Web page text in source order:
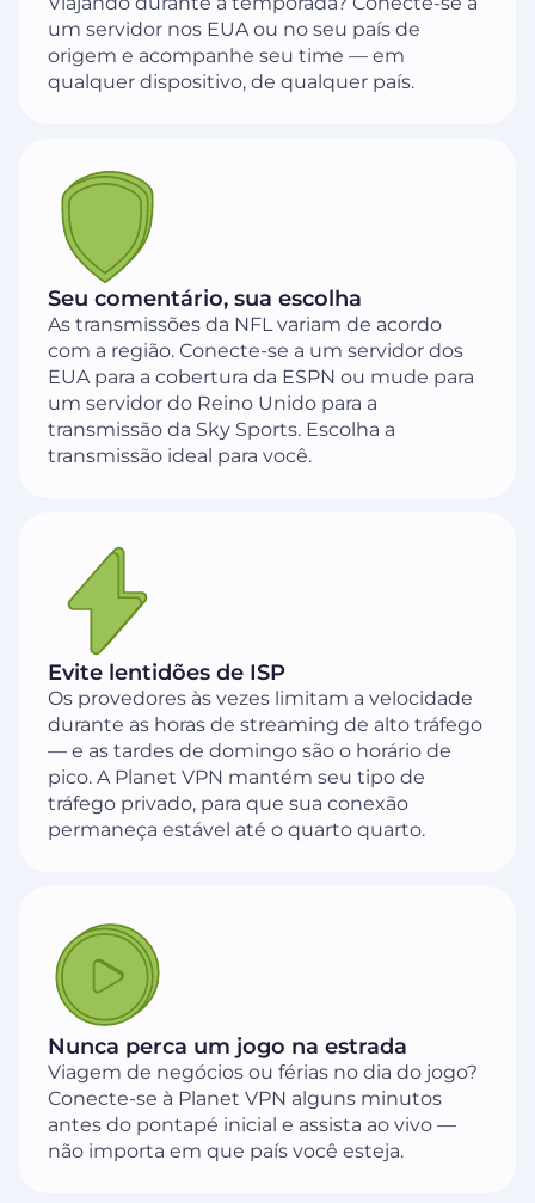
um servidor nos EUA ou no seu país de
origem e acompanhe seu time — em
qualquer dispositivo, de qualquer país.
Seu comentário, sua escolha
As transmissões da NFL variam de acordo
com a região. Conecte-se a um servidor dos
EUA para a cobertura da ESPN ou mude para
um servidor do Reino Unido para a
transmissão da Sky Sports. Escolha a
transmissão ideal para você.
Evite lentidões de ISP
Os provedores às vezes limitam a velocidade
durante as horas de streaming de alto tráfego
— e as tardes de domingo são o horário de
pico. A Planet VPN mantém seu tipo de
tráfego privado, para que sua conexão
permaneça estável até o quarto quarto.
Nunca perca um jogo na estrada
Viagem de negócios ou férias no dia do jogo?
Conecte-se à Planet VPN alguns minutos
antes do pontapé inicial e assista ao vivo —
não importa em que país você esteja.